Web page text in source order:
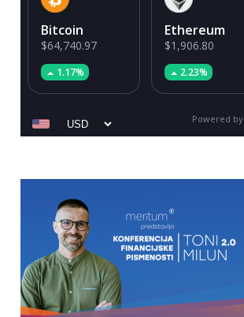
Bitcoin
$64,740.97
1.17%
Ethereum
$1,906.80
2.23%
Powered by